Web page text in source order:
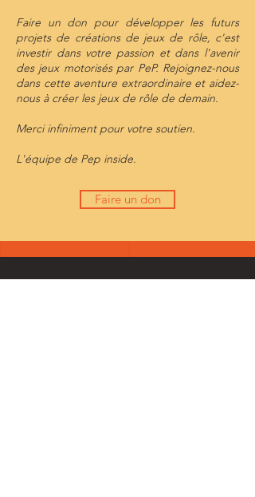
Faire un don pour développer les futurs
projets de créations de jeux de rôle, c'est
investir dans votre passion et dans l'avenir
des jeux motorisés par PeP. Rejoignez-nous
dans cette aventure extraordinaire et aidez-
nous à créer les jeux de rôle de demain.
Merci infiniment pour votre soutien.
L'équipe de Pep inside.
Faire un don